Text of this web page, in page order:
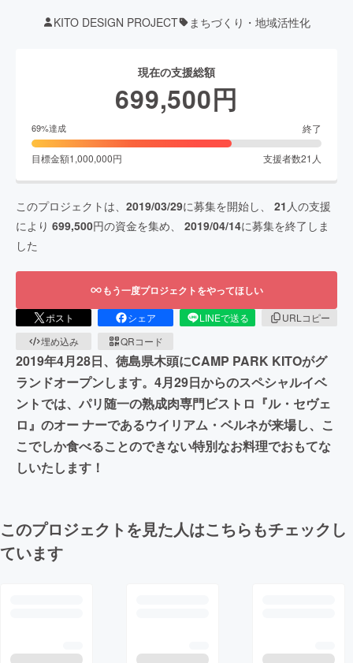
KITO DESIGN PROJECT まちづくり・地域活性化
現在の支援総額
699,500円
69%達成 終了
目標金額1,000,000円 支援者数21 人
このプロジェクトは、 2019/03/29に募集を開始し、 21 人の支援
により 699,500円の資金を集め、 2019/04/14に募集を終了しま
した
もう一度プロジェクトをやってほしい
ポスト シェア LINEで送る
URLコピー
埋め込み
QRコード
2019年4月28日、徳島県木頭にCAMP PARK KITOがグ
ランドオープンします。4月29日からのスペシャルイベ
ントでは、パリ随一の熟成肉専門ビストロ『ル・セヴェ
ロ』のオー ナーであるウイリアム・ベルネが来場し、こ
こでしか食べることのできない特別なお料理でおもてな
しいたします！
このプロジェクトを見た人はこちらもチェックし
ています